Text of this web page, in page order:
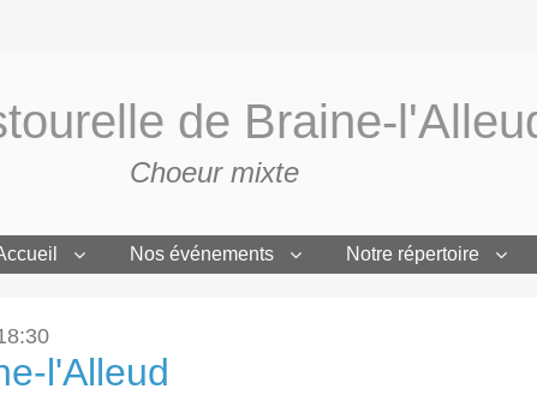
de Braine-
Choeur mixte
Nos événements Notre répertoire
l'Alleud